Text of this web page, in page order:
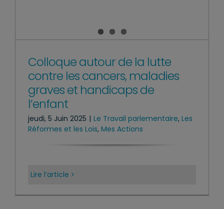
Colloque autour de la lutte
contre les cancers, maladies
graves et handicaps de
l’enfant
jeudi, 5 Juin 2025 | Le Travail parlementaire, Les
Réformes et les Lois, Mes Actions
Lire l’article